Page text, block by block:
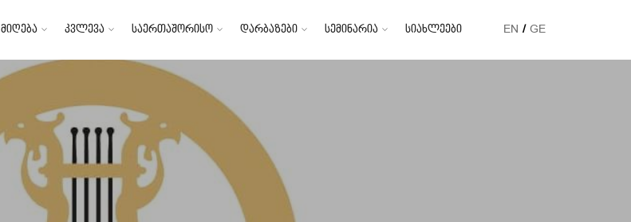
მიღება კვლევა საერთაშორისო დარბაზები სემინარია სიახლეები EN GE